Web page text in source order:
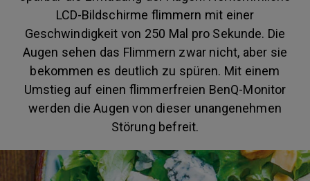
LCD-Bildschirme flimmern mit einer
Geschwindigkeit von 250 Mal pro Sekunde. Die
Augen sehen das Flimmern zwar nicht, aber sie
bekommen es deutlich zu spüren. Mit einem
Umstieg auf einen flimmerfreien BenQ-Monitor
werden die Augen von dieser unangenehmen
Störung befreit.